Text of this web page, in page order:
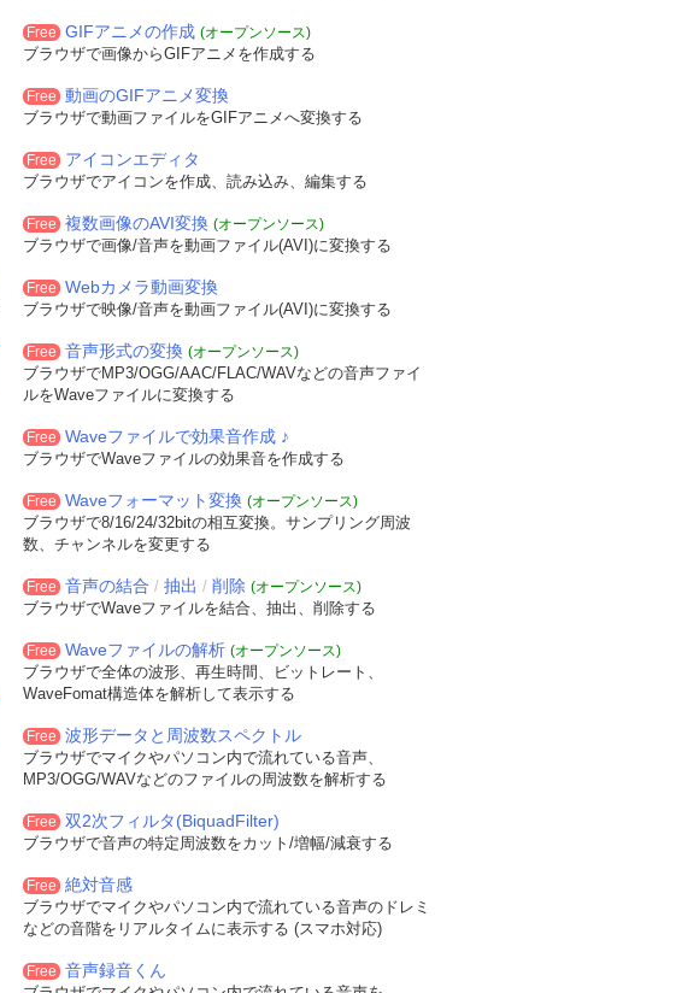
Free GIFアニメの作成 (オープンソース)
ブラウザで画像からGIFアニメを作成する
Free 動画のGIFアニメ変換
ブラウザで動画ファイルをGIFアニメへ変換する
Free アイコンエディタ
ブラウザでアイコンを作成、読み込み、編集する
Free 複数画像のAVI変換 (オープンソース)
ブラウザで画像/音声を動画ファイル(AVI)に変換する
Free Webカメラ動画変換
ブラウザで映像/音声を動画ファイル(AVI)に変換する
Free 音声形式の変換 (オープンソース)
ブラウザでMP3/OGG/AAC/FLAC/WAVなどの音声ファイ
ルをWaveファイルに変換する
Free Waveファイルで効果音作成 ♪
ブラウザでWaveファイルの効果音を作成する
Free Waveフォーマット変換 (オープンソース)
ブラウザで8/16/24/32bitの相互変換。サンプリング周波
数、チャンネルを変更する
Free 音声の結合 / 抽出 / 削除 (オープンソース)
ブラウザでWaveファイルを結合、抽出、削除する
Free Waveファイルの解析 (オープンソース)
ブラウザで全体の波形、再生時間、ビットレート、
WaveFomat構造体を解析して表示する
Free 波形データと周波数スペクトル
ブラウザでマイクやパソコン内で流れている音声、
MP3/OGG/WAVなどのファイルの周波数を解析する
Free 双2次フィルタ(BiquadFilter)
ブラウザで音声の特定周波数をカット/増幅/減衰する
Free 絶対音感
ブラウザでマイクやパソコン内で流れている音声のドレミ
などの音階をリアルタイムに表示する (スマホ対応)
Free 音声録音くん